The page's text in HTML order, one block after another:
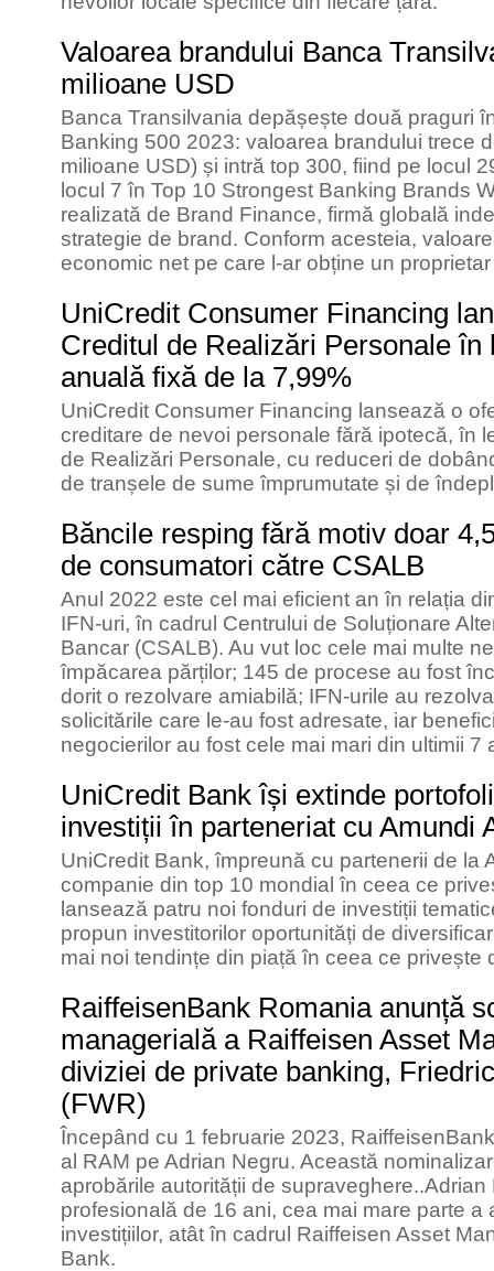
Valoarea brandului Banca
milioane USD
Banca Transilvania depășește două praguri
Banking 500 2023: valoarea brandului trece
milioane USD) și intră top 300, fiind pe locul
locul 7 în Top 10 Strongest Banking Brands
realizată de Brand Finance, firmă globală
strategie de brand. Conform acesteia,
economic net pe care l-ar obține un
UniCredit Consumer Financing
Creditul de Realizări Personale în
anuală fixă de la 7,99%
UniCredit Consumer Financing lansează o
creditare de nevoi personale fără ipotecă, în
de Realizări Personale, cu reduceri de
de tranșele de sume împrumutate și de
Băncile resping fără motiv doar
de consumatori către CSALB
Anul 2022 este cel mai eficient an în relația
IFN-uri, în cadrul Centrului de Soluționare
Bancar (CSALB). Au vut loc cele mai multe
împăcarea părților; 145 de procese au fost
dorit o rezolvare amiabilă; IFN-urile au
solicitările care le-au fost adresate, iar
negocierilor au fost cele mai mari din ultimii 7
UniCredit Bank își extinde
investiții în parteneriat cu Amundi
UniCredit Bank, împreună cu partenerii de la
companie din top 10 mondial în ceea ce
lansează patru noi fonduri de investiții
propun investitorilor oportunități de
mai noi tendințe din piață în ceea ce privește
RaiffeisenBank Romania anunță
managerială a Raiffeisen Asset
diviziei de private banking,
(FWR)
Începând cu 1 februarie 2023,
al RAM pe Adrian Negru. Această
aprobările autorității de
profesională de 16 ani, cea mai mare parte a
investițiilor, atât în cadrul Raiffeisen Asset
Bank.